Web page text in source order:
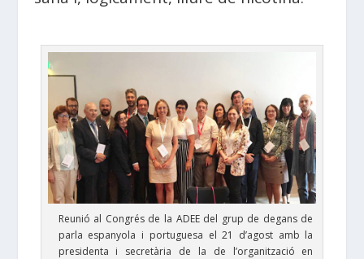
Reunió al Congrés de la ADEE del grup de degans de
parla espanyola i portuguesa el 21 d’agost amb la
presidenta i secretària de la de l’organització en